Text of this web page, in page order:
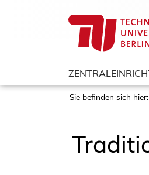
Sie befinden sich hier: